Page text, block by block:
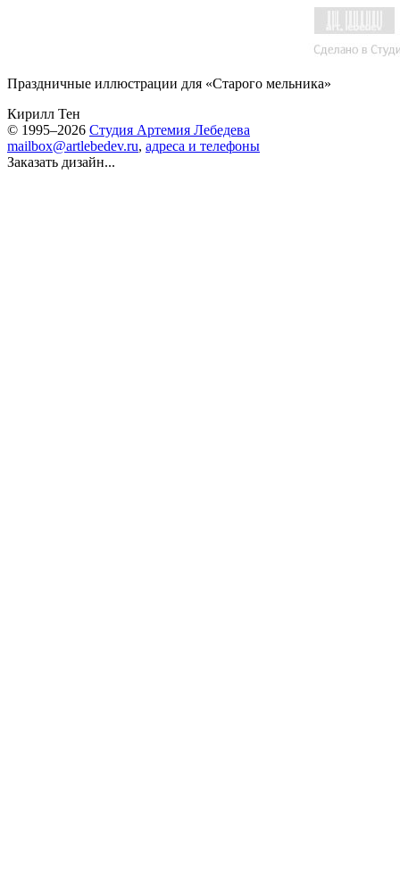
Праздничные иллюстрации для «Старого мельника»
Кирилл Тен
© 1995–2026 Студия Артемия Лебедева
mailbox@artlebedev.ru, адреса и телефоны
Заказать дизайн...